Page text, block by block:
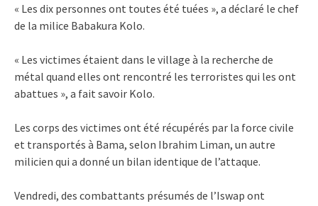
« Les dix personnes ont toutes été tuées », a déclaré le chef
de la milice Babakura Kolo.
« Les victimes étaient dans le village à la recherche de
métal quand elles ont rencontré les terroristes qui les ont
abattues », a fait savoir Kolo.
Les corps des victimes ont été récupérés par la force civile
et transportés à Bama, selon Ibrahim Liman, un autre
milicien qui a donné un bilan identique de l’attaque.
Vendredi, des combattants présumés de l’Iswap ont